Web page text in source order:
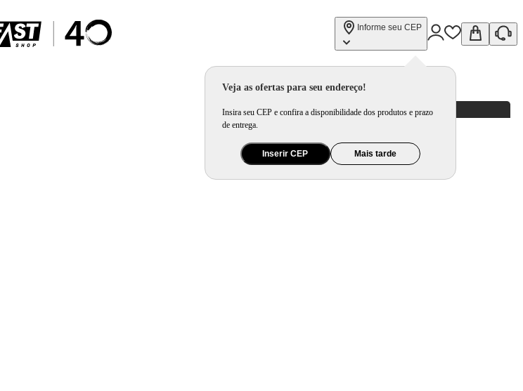
Informe seu CEP
Veja as ofertas para seu endereço!
Insira seu CEP e confira a disponibilidade dos produtos e prazo
de entrega.
Inserir CEP Mais tarde